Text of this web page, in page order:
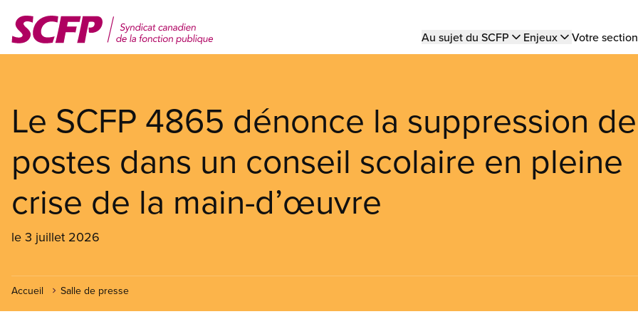
contenu
Main
Au sujet du SCFP Enjeux Votre
Le SCFP 4865 dénonce la suppression de
postes dans un conseil scolaire en pleine
crise de la main-d’œuvre
le 3 juillet 2026
Accueil Salle de presse